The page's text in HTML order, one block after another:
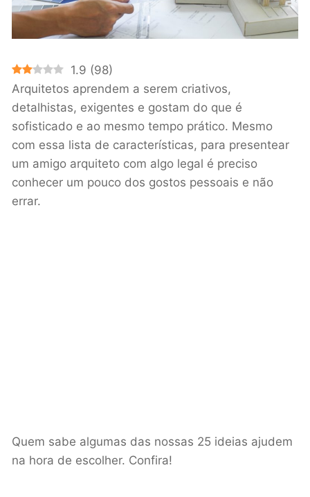
1.9 (98)
Arquitetos aprendem a serem criativos,
detalhistas, exigentes e gostam do que é
sofisticado e ao mesmo tempo prático. Mesmo
com essa lista de características, para presentear
um amigo arquiteto com algo legal é preciso
conhecer um pouco dos gostos pessoais e não
errar.
Quem sabe algumas das nossas 25 ideias ajudem
na hora de escolher. Confira!